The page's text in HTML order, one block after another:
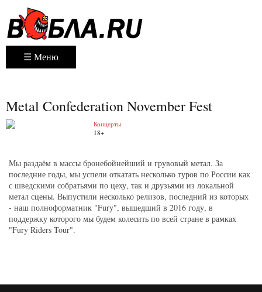
☰ Меню
Metal Confederation November Fest
Концерты
18+
Мы раздаём в массы бронебойнейший и грувовый метал. За
последние годы, мы успели откатать несколько туров по России как
с шведскими собратьями по цеху, так и друзьями из локальной
метал сцены. Выпустили несколько релизов, последний из которых
- наш полноформатник "Fury", вышедший в 2016 году, в
поддержку которого мы будем колесить по всей стране в рамках
"Fury Riders Tour".